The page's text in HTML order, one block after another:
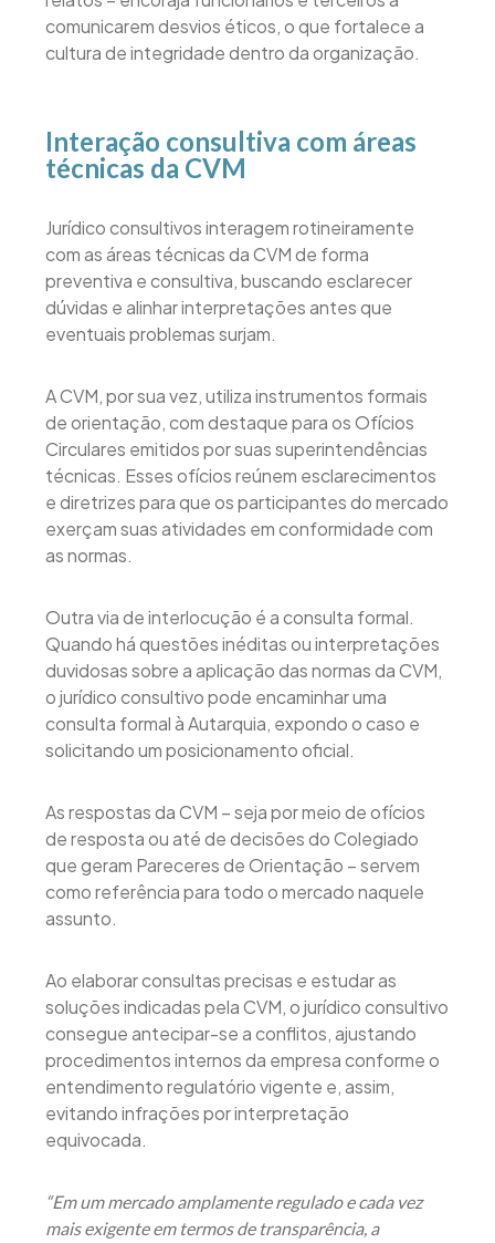
comunicarem desvios éticos, o que fortalece a
cultura de integridade dentro da organização.
Interação consultiva com áreas
técnicas da CVM
Jurídico consultivos interagem rotineiramente
com as áreas técnicas da CVM de forma
preventiva e consultiva, buscando esclarecer
dúvidas e alinhar interpretações antes que
eventuais problemas surjam.
A CVM, por sua vez, utiliza instrumentos formais
de orientação, com destaque para os Ofícios
Circulares emitidos por suas superintendências
técnicas. Esses ofícios reúnem esclarecimentos
e diretrizes para que os participantes do mercado
exerçam suas atividades em conformidade com
as normas.
Outra via de interlocução é a consulta formal.
Quando há questões inéditas ou interpretações
duvidosas sobre a aplicação das normas da CVM,
o jurídico consultivo pode encaminhar uma
consulta formal à Autarquia, expondo o caso e
solicitando um posicionamento oficial.
As respostas da CVM – seja por meio de ofícios
de resposta ou até de decisões do Colegiado
que geram Pareceres de Orientação – servem
como referência para todo o mercado naquele
assunto.
Ao elaborar consultas precisas e estudar as
soluções indicadas pela CVM, o jurídico consultivo
consegue antecipar-se a conflitos, ajustando
procedimentos internos da empresa conforme o
entendimento regulatório vigente e, assim,
evitando infrações por interpretação
equivocada.
“Em um mercado amplamente regulado e cada vez
mais exigente em termos de transparência, a